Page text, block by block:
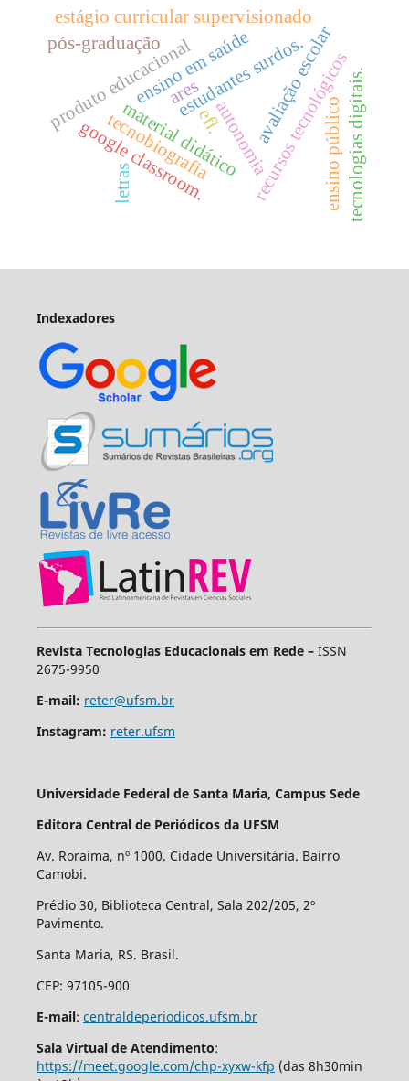
material didático
produto educacionalestudantes surdos.
tecnobiografiaautonomia
pós-graduação
recursos tecnológicos
ensino em saúde tecnologias digitais.
avaliação escolar
google classroom.
estágio curricular supervisionado
letras ensino público
ares
efl.
Indexadores
Revista Tecnologias Educacionais em Rede – ISSN
2675-9950
E-mail: reter@ufsm.br
Instagram: reter.ufsm
Universidade Federal de Santa Maria, Campus Sede
Editora Central de Periódicos da UFSM
Av. Roraima, nº 1000. Cidade Universitária. Bairro
Camobi.
Prédio 30, Biblioteca Central, Sala 202/205, 2º
Pavimento.
Santa Maria, RS. Brasil.
CEP: 97105-900
E-mail: centraldeperiodicos.ufsm.br
Sala Virtual de Atendimento:
https://meet.google.com/chp-xyxw-kfp (das 8h30min